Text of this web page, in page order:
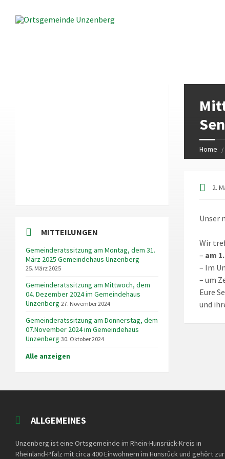
Home
2.
Unser
Wir
– am
– Im
– um
Eure
und
MITTEILUNGEN
Gemeinderatssitzung am Montag, dem 31.
März 2025 Gemeindehaus Unzenberg
25. März 2025
Gemeinderatssitzung am Mittwoch, dem
04. Dezember 2024 im Gemeindehaus
Unzenberg 27. November 2024
Gemeinderatssitzung am Donnerstag, dem
07.November 2024 im Gemeindehaus
Unzenberg 30. Oktober 2024
Alle anzeigen
ALLGEMEINES
Unzenberg ist eine Ortsgemeinde im Rhein-Hunsrück-Kreis in
Rheinland-Pfalz mit circa 400 Einwohnern im Hunsrück und gehört zur